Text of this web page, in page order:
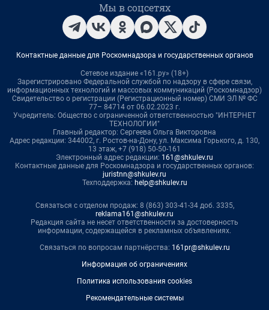
Мы в соцсетях
Контактные данные для Роскомнадзора и государственных органов
Сетевое издание «161.ру» (18+)
Зарегистрировано Федеральной службой по надзору в сфере связи,
информационных технологий и массовых коммуникаций (Роскомнадзор)
Свидетельство о регистрации (Регистрационный номер) СМИ ЭЛ № ФС
77– 84714 от 06.02.2023 г.
Учредитель: Общество с ограниченной ответственностью "ИНТЕРНЕТ
ТЕХНОЛОГИИ"
Главный редактор: Сергеева Ольга Викторовна
Адрес редакции: 344002, г. Ростов-на-Дону, ул. Максима Горького, д. 130,
13 этаж, +7 (918) 50-50-161
Электронный адрес редакции: 161@shkulev.ru
Контактные данные для Роскомнадзора и государственных органов:
juristnn@shkulev.ru
Техподдержка: help@shkulev.ru
Связаться с отделом продаж: 8 (863) 303-41-34 доб. 3335,
reklama161@shkulev.ru
Редакция сайта не несет ответственности за достоверность
информации, содержащейся в рекламных объявлениях.
Связаться по вопросам партнёрства: 161pr@shkulev.ru
Информация об ограничениях
Политика использования cookies
Рекомендательные системы